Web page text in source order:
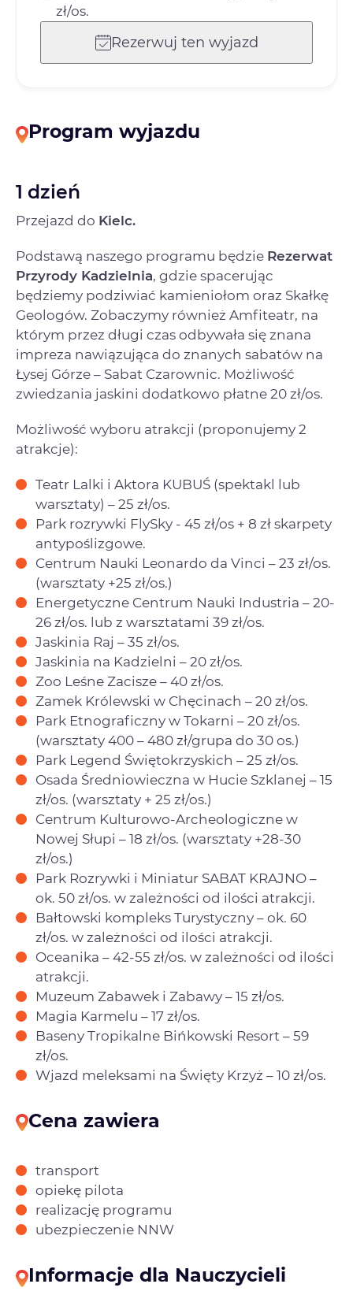
zł/os.
Rezerwuj ten wyjazd
Program wyjazdu
1 dzień
Przejazd do Kielc.
Podstawą naszego programu będzie Rezerwat
Przyrody Kadzielnia, gdzie spacerując
będziemy podziwiać kamieniołom oraz Skałkę
Geologów. Zobaczymy również Amfiteatr, na
którym przez długi czas odbywała się znana
impreza nawiązująca do znanych sabatów na
Łysej Górze – Sabat Czarownic. Możliwość
zwiedzania jaskini dodatkowo płatne 20 zł/os.
Możliwość wyboru atrakcji (proponujemy 2
atrakcje):
Teatr Lalki i Aktora KUBUŚ (spektakl lub
warsztaty) – 25 zł/os.
Park rozrywki FlySky - 45 zł/os + 8 zł skarpety
antypoślizgowe.
Centrum Nauki Leonardo da Vinci – 23 zł/os.
(warsztaty +25 zł/os.)
Energetyczne Centrum Nauki Industria – 20-
26 zł/os. lub z warsztatami 39 zł/os.
Jaskinia Raj – 35 zł/os.
Jaskinia na Kadzielni – 20 zł/os.
Zoo Leśne Zacisze – 40 zł/os.
Zamek Królewski w Chęcinach – 20 zł/os.
Park Etnograficzny w Tokarni – 20 zł/os.
(warsztaty 400 – 480 zł/grupa do 30 os.)
Park Legend Świętokrzyskich – 25 zł/os.
Osada Średniowieczna w Hucie Szklanej – 15
zł/os. (warsztaty + 25 zł/os.)
Centrum Kulturowo-Archeologiczne w
Nowej Słupi – 18 zł/os. (warsztaty +28-30
zł/os.)
Park Rozrywki i Miniatur SABAT KRAJNO –
ok. 50 zł/os. w zależności od ilości atrakcji.
Bałtowski kompleks Turystyczny – ok. 60
zł/os. w zależności od ilości atrakcji.
Oceanika – 42-55 zł/os. w zależności od ilości
atrakcji.
Muzeum Zabawek i Zabawy – 15 zł/os.
Magia Karmelu – 17 zł/os.
Baseny Tropikalne Bińkowski Resort – 59
zł/os.
Wjazd meleksami na Święty Krzyż – 10 zł/os.
Cena zawiera
transport
opiekę pilota
realizację programu
ubezpieczenie NNW
Informacje dla Nauczycieli